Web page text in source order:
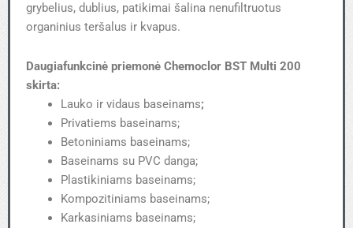
grybelius, dublius, patikimai šalina nenufiltruotus
organinius teršalus ir kvapus.
Daugiafunkcinė priemonė Chemoclor BST Multi 200
skirta:
Lauko ir vidaus baseinams;
Privatiems baseinams;
Betoniniams baseinams;
Baseinams su PVC danga;
Plastikiniams baseinams;
Kompozitiniams baseinams;
Karkasiniams baseinams;